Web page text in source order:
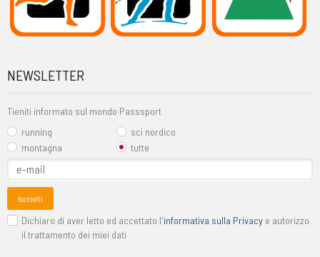
NEWSLETTER
Tieniti informato sul mondo Passsport
running
sci nordico
montagna
tutte
Iscriviti
Dichiaro di aver letto ed accettato l'informativa sulla Privacy e autorizzo
il trattamento dei miei dati